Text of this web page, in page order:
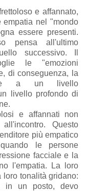
e affannato,
empatia nel "mondo
essere presenti.
pensa all'ultimo
successivo. Il
le "emozioni
di conseguenza, la
a un livello
livello profondo di
e affannati non
Questo
più empatico
le persone
facciale e la
l'empatia. La loro
tonalità gridano:
in un posto, devo